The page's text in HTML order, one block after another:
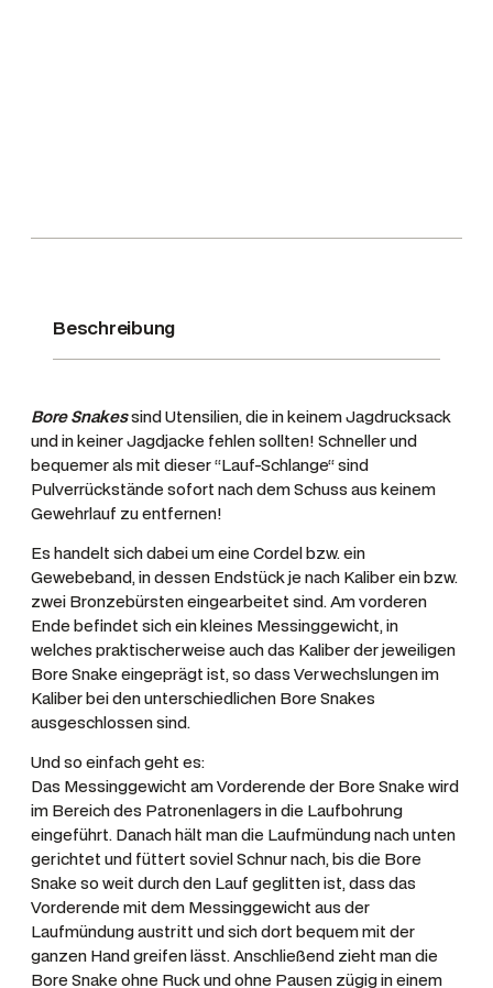
s
B
o
r
S
n
a
k
e
'
'
.
2
4
3
/
6
m
m
M
Beschreibung
Bore Snakessind Utensilien, die in keinem Jagdrucksack
und in keiner Jagdjacke fehlen sollten! Schneller und
bequemer als mit dieser “Lauf-Schlange“ sind
Pulverrückstände sofort nach dem Schuss aus keinem
Gewehrlauf zu entfernen!
Es handelt sich dabei um eine Cordel bzw. ein
Gewebeband, in dessen Endstück je nach Kaliber ein bzw.
zwei Bronzebürsten eingearbeitet sind. Am vorderen
Ende befindet sich ein kleines Messinggewicht, in
welches praktischerweise auch das Kaliber der jeweiligen
Bore Snake eingeprägt ist, so dass Verwechslungen im
Kaliber bei den unterschiedlichen Bore Snakes
ausgeschlossen sind.
Und so einfach geht es:
Das Messinggewicht am Vorderende der Bore Snake wird
im Bereich des Patronenlagers in die Laufbohrung
eingeführt. Danach hält man die Laufmündung nach unten
gerichtet und füttert soviel Schnur nach, bis die Bore
Snake so weit durch den Lauf geglitten ist, dass das
Vorderende mit dem Messinggewicht aus der
Laufmündung austritt und sich dort bequem mit der
ganzen Hand greifen lässt. Anschließend zieht man die
Bore Snake ohne Ruck und ohne Pausen zügig in einem